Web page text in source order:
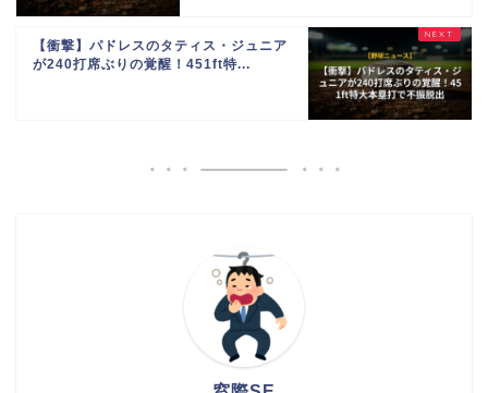
【衝撃】パドレスのタティス・ジュニア
が240打席ぶりの覚醒！451ft特...